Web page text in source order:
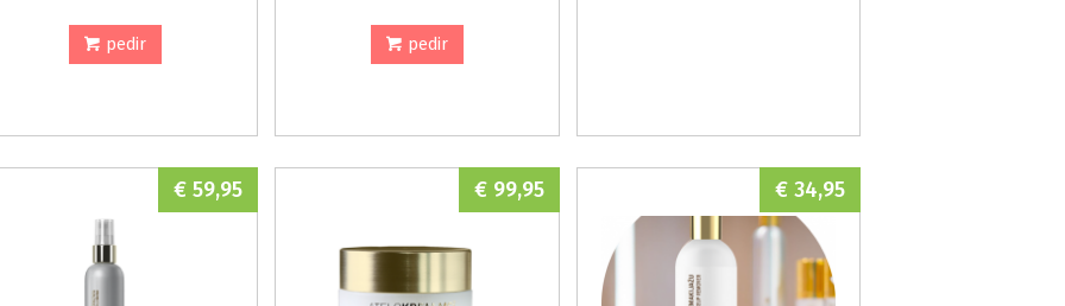
pedir pedir
€ 59,95 € 99,95 € 34,95